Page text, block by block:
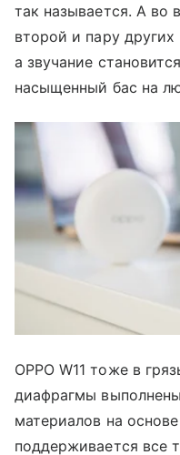
так называется. А во
второй и пару
а звучание
насыщенный бас на
OPPO W11 тоже в
диафрагмы
материалов на
поддерживается все